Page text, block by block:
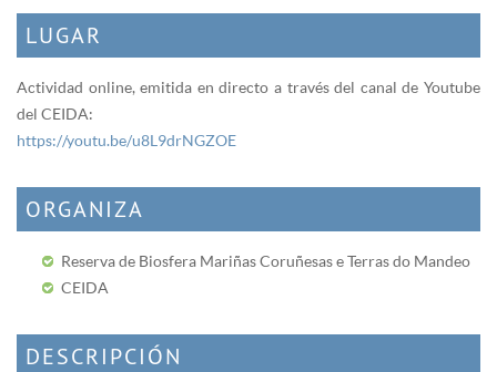
LUGAR
Actividad online, emitida en directo a través del canal de Youtube
del CEIDA:
https://youtu.be/u8L9drNGZOE
ORGANIZA
Reserva de Biosfera Mariñas Coruñesas e Terras do Mandeo
CEIDA
DESCRIPCIÓN